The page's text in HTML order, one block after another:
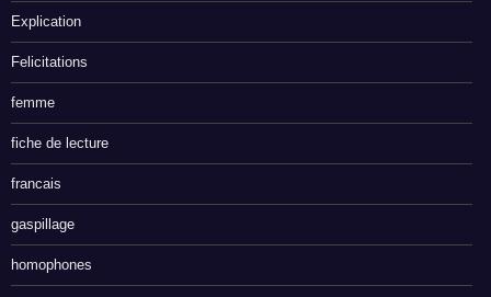
Explication
Felicitations
femme
fiche de lecture
francais
gaspillage
homophones